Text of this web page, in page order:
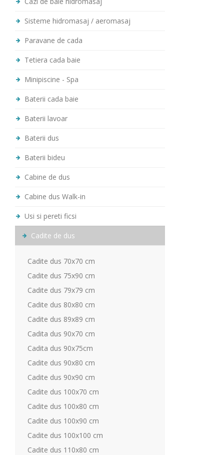
Sisteme hidromasaj / aeromasaj
Paravane de cada
Tetiera cada baie
Minipiscine - Spa
Baterii cada baie
Baterii lavoar
Baterii dus
Baterii bideu
Cabine de dus
Cabine dus Walk-in
Usi si pereti ficsi
Cadite de dus
Cadite dus 70x70 cm
Cadite dus 75x90 cm
Cadite dus 79x79 cm
Cadite dus 80x80 cm
Cadite dus 89x89 cm
Cadita dus 90x70 cm
Cadita dus 90x75cm
Cadite dus 90x80 cm
Cadite dus 90x90 cm
Cadite dus 100x70 cm
Cadite dus 100x80 cm
Cadite dus 100x90 cm
Cadite dus 100x100 cm
Cadite dus 110x80 cm